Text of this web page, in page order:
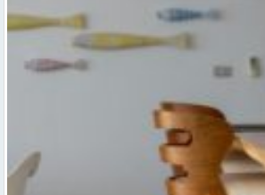
Kā bāra krēsli papildina virtuves vai bāra zonu